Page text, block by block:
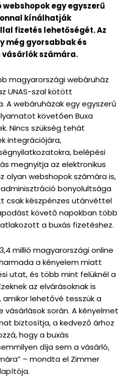
egy egyszerű
kínálhatják
fizetés lehetőségét. Az
még gyorsabbak és
vásárlók számára.
magyarországi webáruház
UNAS-szal kötött
A webáruházak egy egyszerű
követően Buxa
Nincs szükség tehát
integrációjára,
belépési
megnyitja az elektronikus
olyan webshopok számára is,
bonyolultsága
csak készpénzes utánvéttel
követő napokban több
a buxás fizetéshez.
millió magyarországi online
a kényelem miatt
utat, és több mint felüknél a
az elvárásoknak is
amikor lehetővé tesszük a
során. A kényelmet
biztosítja, a kedvező árhoz
hogy a buxás
díja sem a vásárló,
– mondta el Zimmer